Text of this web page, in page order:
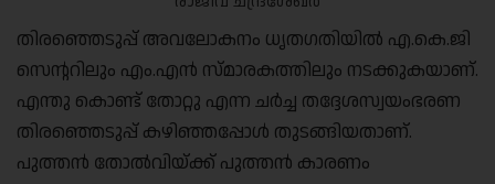
തിരഞ്ഞെടുപ്പ് അവലോകനം ധൃതഗതിയിൽ എ.കെ.ജി
സെന്ററിലും എം.എൻ സ്മാരകത്തിലും നടക്കുകയാണ്.
എന്തു കൊണ്ട് തോറ്റു എന്ന ചർച്ച തദ്ദേശസ്വയംഭരണ
തിരഞ്ഞെടുപ്പ് കഴിഞ്ഞപ്പോൾ തുടങ്ങിയതാണ്.
പുത്തൻ തോൽവിയ്ക്ക് പുത്തൻ കാരണം